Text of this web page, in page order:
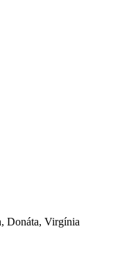
Donáta, Virgínia